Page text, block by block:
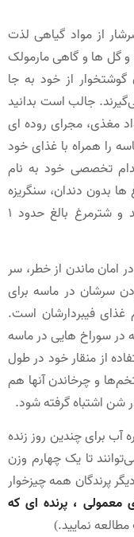
از مواد گیاهی لذت
و گل ها و گاهی مارمولک
گوشتخوار از خود به جا
جالب است بدانید
مغذی، مجرای روده ای
و ماسه را همراه با غذای خود
تخصصی خود به نام
بدون دندان، سنگریزه
ها را می‌بلعند تا غذای خود را آسیاب کنند و شترمرغ بالغ حدود 1
امان ماندن از خطر، سر
سرشان در ماسه برای
فیبردارشان است.
در سوراخ هایی در ماسه
از منقار خود در طول
و چرخاندن آنها هم
شن اشتباه گرفته شود.
آب برای چندین روز زنده
تا یک چهارم وزن
پرندگان همه چیزخوار
معمولی ، پرنده ای که
نمایید.)